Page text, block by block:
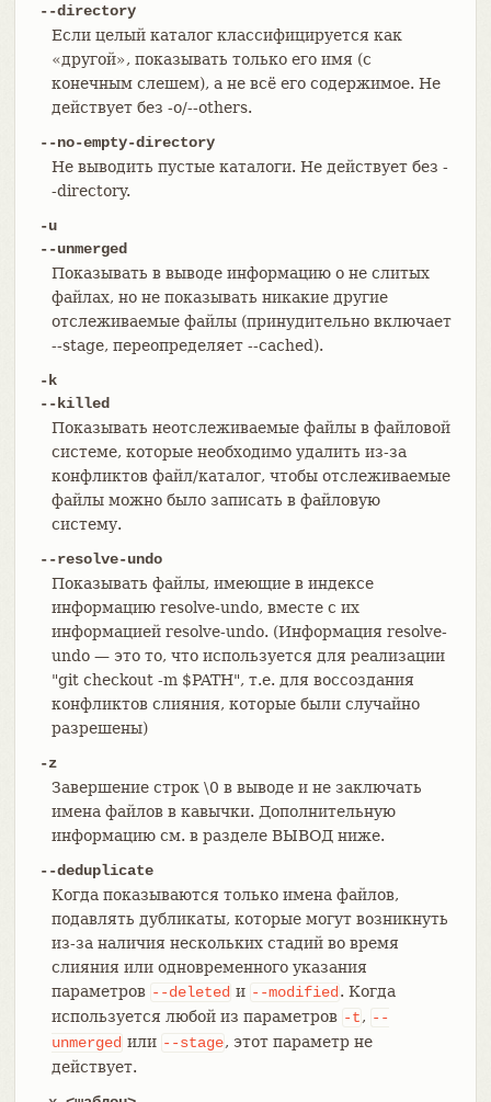
--directory
Если целый каталог классифицируется как
«другой», показывать только его имя (с
конечным слешем), а не всё его содержимое. Не
действует без -o/--others.
--no-empty-directory
Не выводить пустые каталоги. Не действует без -
-directory.
-u
--unmerged
Показывать в выводе информацию о не слитых
файлах, но не показывать никакие другие
отслеживаемые файлы (принудительно включает
--stage, переопределяет --cached).
-k
--killed
Показывать неотслеживаемые файлы в файловой
системе, которые необходимо удалить из-за
конфликтов файл/каталог, чтобы отслеживаемые
файлы можно было записать в файловую
систему.
--resolve-undo
Показывать файлы, имеющие в индексе
информацию resolve-undo, вместе с их
информацией resolve-undo. (Информация resolve-
undo — это то, что используется для реализации
"git checkout -m $PATH", т.е. для воссоздания
конфликтов слияния, которые были случайно
разрешены)
-z
Завершение строк \0 в выводе и не заключать
имена файлов в кавычки. Дополнительную
информацию см. в разделе ВЫВОД ниже.
--deduplicate
Когда показываются только имена файлов,
подавлять дубликаты, которые могут возникнуть
из-за наличия нескольких стадий во время
слияния или одновременного указания
параметров --deleted и --modified . Когда
используется любой из параметров -t, --
unmerged или --stage, этот параметр не
действует.